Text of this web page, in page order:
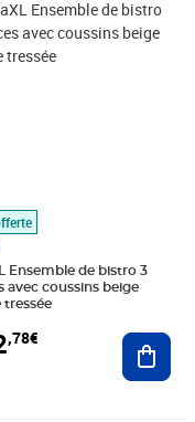
Ensemble de bistro 3
avec coussins beige
tressée
,78€